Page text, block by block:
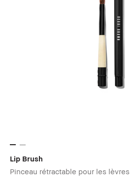
Lip Brush
Pinceau rétractable pour les lèvres